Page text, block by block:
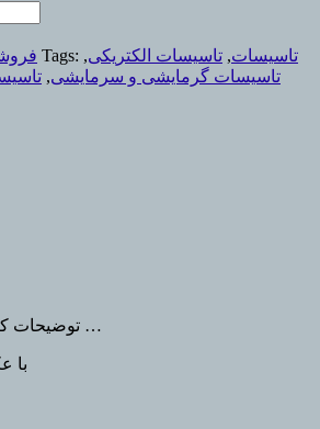
Tags: تاسیسات, تاسیسات الکتریکی,
تاسیسات گرمایشی و سرمایشی,
توضیحات کامل تاسیسات ، عایق و …
با